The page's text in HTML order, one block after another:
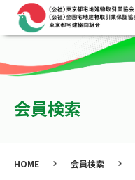
会員検索
HOME 会員検索